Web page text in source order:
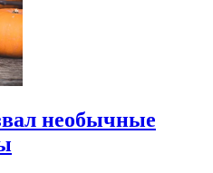
необычные